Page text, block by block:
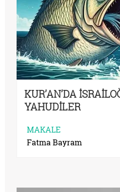
KUR’AN’DA
YAHUDİLER
MAKALE
Fatma Bayram